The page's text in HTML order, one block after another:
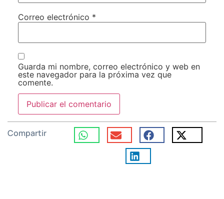
Correo electrónico *
Guarda mi nombre, correo electrónico y web en
este navegador para la próxima vez que
comente.
Compartir